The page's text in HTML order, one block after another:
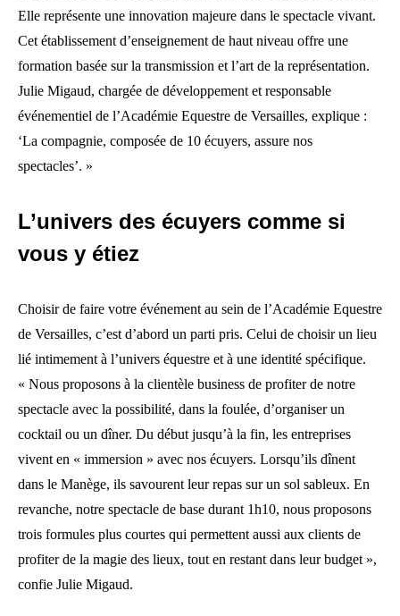
Elle représente une innovation majeure dans le spectacle vivant.
Cet établissement d’enseignement de haut niveau offre une
formation basée sur la transmission et l’art de la représentation.
Julie Migaud, chargée de développement et responsable
événementiel de l’Académie Equestre de Versailles, explique :
‘La compagnie, composée de 10 écuyers, assure nos
spectacles’. »
L’univers des écuyers comme si
vous y étiez
Choisir de faire votre événement au sein de l’Académie Equestre
de Versailles, c’est d’abord un parti pris. Celui de choisir un lieu
lié intimement à l’univers équestre et à une identité spécifique.
« Nous proposons à la clientèle business de profiter de notre
spectacle avec la possibilité, dans la foulée, d’organiser un
cocktail ou un dîner. Du début jusqu’à la fin, les entreprises
vivent en « immersion » avec nos écuyers. Lorsqu’ils dînent
dans le Manège, ils savourent leur repas sur un sol sableux. En
revanche, notre spectacle de base durant 1h10, nous proposons
trois formules plus courtes qui permettent aussi aux clients de
profiter de la magie des lieux, tout en restant dans leur budget »,
confie Julie Migaud.